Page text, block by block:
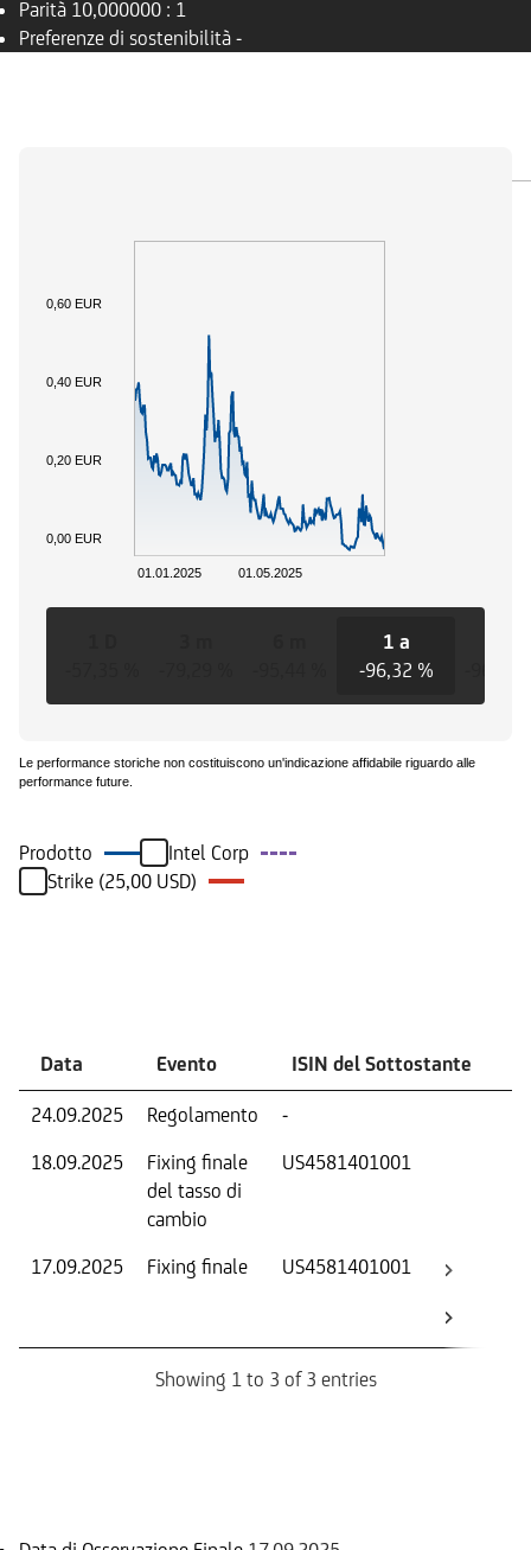
Parità 10,000000 : 1
Preferenze di sostenibilità -
01.01.2025 01.05.2025
0,00 EUR
0,20 EUR
0,40 EUR
0,60 EUR
1 a
-96,32 %
Le performance storiche non costituiscono un'indicazione affidabile riguardo alle
performance future.
Prodotto
Intel Corp
Strike (25,00 USD)
Data Evento ISIN del Sottostante
24.09.2025 Regolamento -
18.09.2025
Fixing finale
del tasso di
cambio
US4581401001
17.09.2025 Fixing finale US4581401001
Showing 1 to 3 of 3 entries